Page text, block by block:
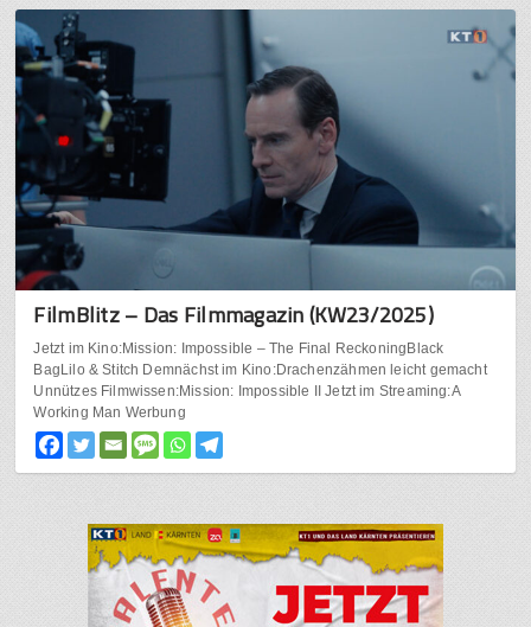
FilmBlitz – Das Filmmagazin (KW23/2025)
Jetzt im Kino:Mission: Impossible – The Final ReckoningBlack
BagLilo & Stitch Demnächst im Kino:Drachenzähmen leicht gemacht
Unnützes Filmwissen:Mission: Impossible II Jetzt im Streaming:A
Working Man Werbung